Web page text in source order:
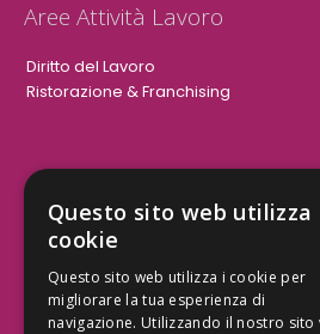
Aree Attività Lavoro
Diritto del Lavoro
Ristorazione & Franchising
Aree Attività Civile
Tutele del Credito
Responsabilità Civile
Contrattualistica
Questo sito web utilizza
cookie
Questo sito web utilizza i cookie per
migliorare la tua esperienza di
navigazione. Utilizzando il nostro sito